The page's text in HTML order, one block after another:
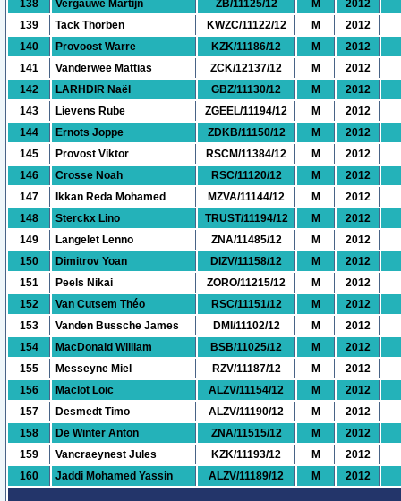
138
Vergauwe Martijn ZB/11125/12 M
2012
139
Tack Thorben KWZC/11122/12 M
2012
140
Provoost Warre KZK/11186/12 M
2012
141
Vanderwee Mattias ZCK/12137/12 M
2012
142
LARHDIR Naël GBZ/11130/12 M
2012
143
Lievens Rube ZGEEL/11194/12 M
2012
144
Ernots Joppe ZDKB/11150/12 M
2012
145
Provost Viktor RSCM/11384/12 M
2012
146
Crosse Noah RSC/11120/12 M
2012
147
Ikkan Reda Mohamed MZVA/11144/12 M
2012
148
Sterckx Lino TRUST/11194/12 M
2012
149
Langelet Lenno ZNA/11485/12 M
2012
150
Dimitrov Yoan DIZV/11158/12 M
2012
151
Peels Nikai ZORO/11215/12 M
2012
152
Van Cutsem Théo RSC/11151/12 M
2012
153
Vanden Bussche James DMI/11102/12 M
2012
154
MacDonald William BSB/11025/12 M
2012
155
Messeyne Miel RZV/11187/12 M
2012
156
Maclot Loïc ALZV/11154/12 M
2012
157
Desmedt Timo ALZV/11190/12 M
2012
158
De Winter Anton ZNA/11515/12 M
2012
159
Vancraeynest Jules KZK/11193/12 M
2012
160
Jaddi Mohamed Yassin ALZV/11189/12 M 2012